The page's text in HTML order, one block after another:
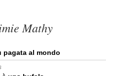
Mathy
pagata al mondo